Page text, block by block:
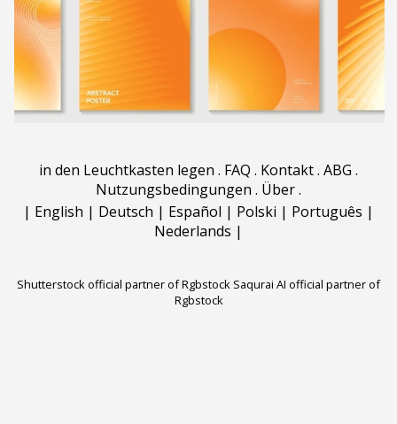
in den Leuchtkasten legen . FAQ . Kontakt. ABG .
Nutzungsbedingungen . Über.
| English | Deutsch | Español | Polski | Português |
Nederlands |
Shutterstock official partner of Rgbstock Saqurai AI official partner of
Rgbstock